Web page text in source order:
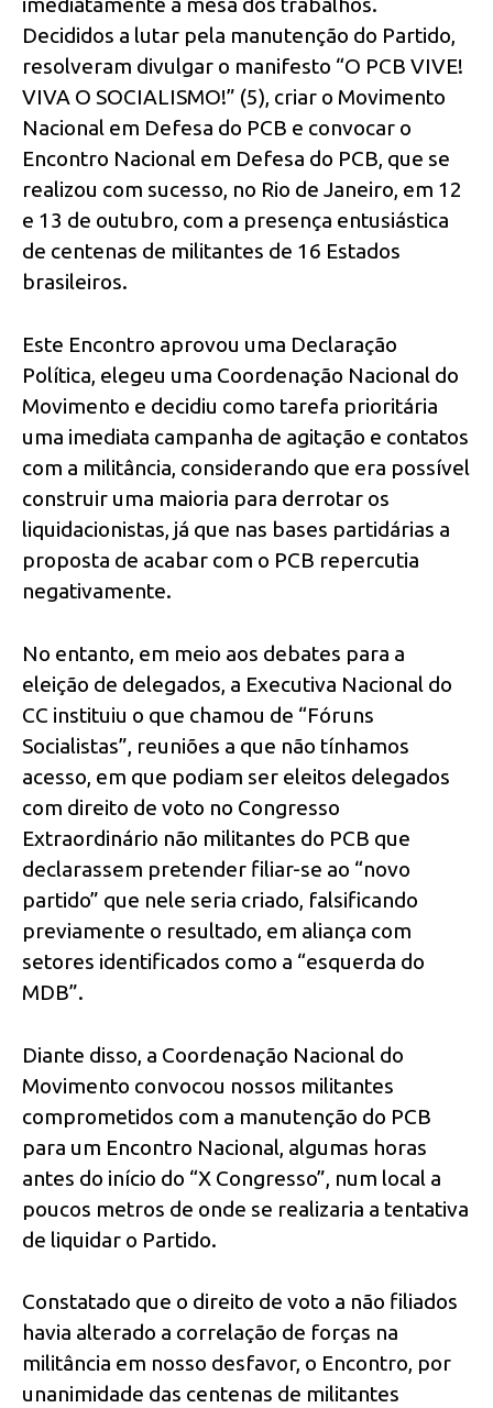
Decididos a lutar pela manutenção do Partido,
resolveram divulgar o manifesto “O PCB VIVE!
VIVA O SOCIALISMO!” (5), criar o Movimento
Nacional em Defesa do PCB e convocar o
Encontro Nacional em Defesa do PCB, que se
realizou com sucesso, no Rio de Janeiro, em 12
e 13 de outubro, com a presença entusiástica
de centenas de militantes de 16 Estados
brasileiros.
Este Encontro aprovou uma Declaração
Política, elegeu uma Coordenação Nacional do
Movimento e decidiu como tarefa prioritária
uma imediata campanha de agitação e contatos
com a militância, considerando que era possível
construir uma maioria para derrotar os
liquidacionistas, já que nas bases partidárias a
proposta de acabar com o PCB repercutia
negativamente.
No entanto, em meio aos debates para a
eleição de delegados, a Executiva Nacional do
CC instituiu o que chamou de “Fóruns
Socialistas”, reuniões a que não tínhamos
acesso, em que podiam ser eleitos delegados
com direito de voto no Congresso
Extraordinário não militantes do PCB que
declarassem pretender filiar-se ao “novo
partido” que nele seria criado, falsificando
previamente o resultado, em aliança com
setores identificados como a “esquerda do
MDB”.
Diante disso, a Coordenação Nacional do
Movimento convocou nossos militantes
comprometidos com a manutenção do PCB
para um Encontro Nacional, algumas horas
antes do início do “X Congresso”, num local a
poucos metros de onde se realizaria a tentativa
de liquidar o Partido.
Constatado que o direito de voto a não filiados
havia alterado a correlação de forças na
militância em nosso desfavor, o Encontro, por
unanimidade das centenas de militantes